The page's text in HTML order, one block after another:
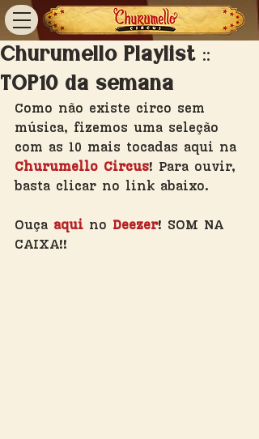
Churumello Playlist ::
TOP10 da semana
Como não existe circo sem
música, fizemos uma seleção
com as 10 mais tocadas aqui na
Churumello Circus! Para ouvir,
basta clicar no link abaixo.
Ouça aqui no Deezer! SOM NA
CAIXA!!